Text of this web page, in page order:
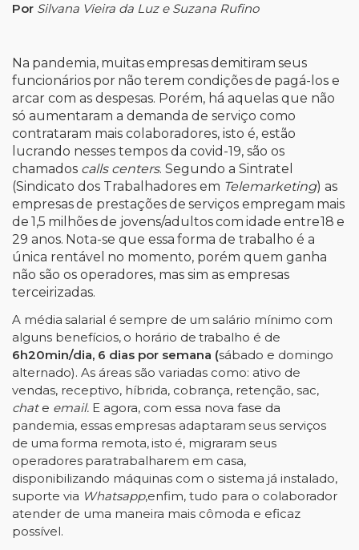
Por Silvana Vieira da Luz e Suzana Rufino
Na pandemia, muitasempresasdemitiram seus
funcionários por não terem condiçõesde pagá- los e
arcar com as despesas. Porém, há aquelas que não
só aumentaram a demanda de serviço como
contrataram mais colaboradores, isto é, estão
lucrando nesses tempos da covid-19, são os
chamados calls centers. Segundo a Sintratel
(Sindicato dos Trabalhadores em Telemarketing) as
empresasde prestaçõesde serviços empregam mais
de 1,5 milhõesde jovens/adultoscom idade entre18 e
29 anos. Nota-se que essa forma de trabalho é a
única rentável no momento, porém quem ganha
não são os operadores, mas sim as empresas
terceirizadas.
A média salarial é sempre de um salário mínimo com
alguns benefícios, o horário de trabalho é de
6h20min/dia, 6 dias por semana (sábado e domingo
alternado). As áreas são variadas como: ativo de
vendas, receptivo, híbrida, cobrança, retenção, sac,
chat e email. E agora, com essa nova fase da
pandemia, essas empresas adaptaram seus serviços
de uma forma remota,isto é, migraram seus
operadores paratrabalharem em casa,
disponibilizando máquinas com o sistema já instalado,
suporte via Whatsapp,enfim, tudo para o colaborador
atender de uma maneira mais cômoda e eficaz
possível.